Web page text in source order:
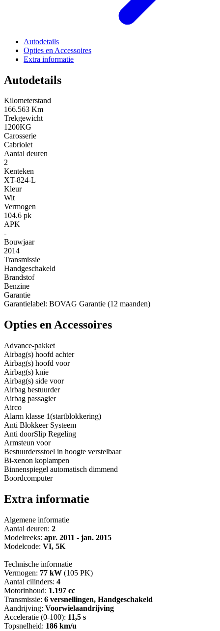
Autodetails
Opties en Accessoires
Extra informatie
Autodetails
Kilometerstand
166.563 Km
Trekgewicht
1200KG
Carosserie
Cabriolet
Aantal deuren
2
Kenteken
XT-824-L
Kleur
Wit
Vermogen
104.6 pk
APK
-
Bouwjaar
2014
Transmissie
Handgeschakeld
Brandstof
Benzine
Garantie
Garantielabel: BOVAG Garantie (12 maanden)
Opties en Accessoires
Advance-pakket
Airbag(s) hoofd achter
Airbag(s) hoofd voor
Airbag(s) knie
Airbag(s) side voor
Airbag bestuurder
Airbag passagier
Airco
Alarm klasse 1(startblokkering)
Anti Blokkeer Systeem
Anti doorSlip Regeling
Armsteun voor
Bestuurdersstoel in hoogte verstelbaar
Bi-xenon koplampen
Binnenspiegel automatisch dimmend
Boordcomputer
Extra informatie
Algemene informatie
Aantal deuren: 2
Modelreeks: apr. 2011 - jan. 2015
Modelcode: VI, 5K
Technische informatie
Vermogen: 77 kW (105 PK)
Aantal cilinders: 4
Motorinhoud: 1.197 cc
Transmissie: 6 versnellingen, Handgeschakeld
Aandrijving: Voorwielaandrijving
Acceleratie (0-100): 11,5 s
Topsnelheid: 186 km/u